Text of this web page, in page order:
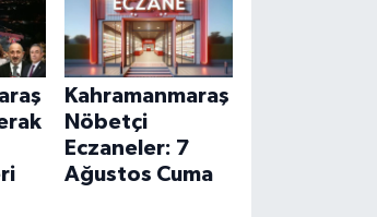
Kahramanmaraş
Nöbetçi
Eczaneler: 7
Ağustos Cuma